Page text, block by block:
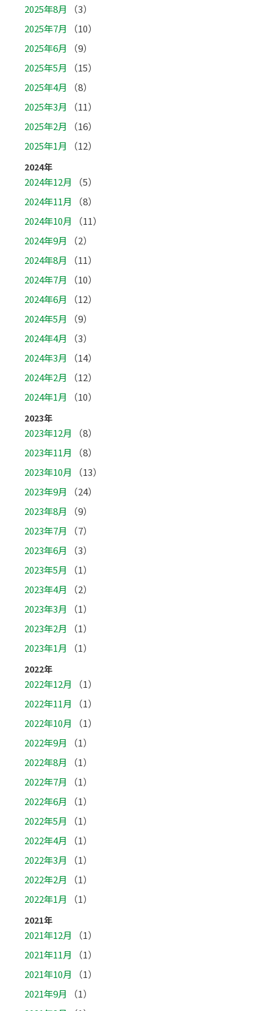
2025年8月
（3）
2025年7月
（10）
2025年6月
（9）
2025年5月
（15）
2025年4月
（8）
2025年3月
（11）
2025年2月
（16）
2025年1月
（12）
2024年
2024年12月
（5）
2024年11月
（8）
2024年10月
（11）
2024年9月
（2）
2024年8月
（11）
2024年7月
（10）
2024年6月
（12）
2024年5月
（9）
2024年4月
（3）
2024年3月
（14）
2024年2月
（12）
2024年1月
（10）
2023年
2023年12月
（8）
2023年11月
（8）
2023年10月
（13）
2023年9月
（24）
2023年8月
（9）
2023年7月
（7）
2023年6月
（3）
2023年5月
（1）
2023年4月
（2）
2023年3月
（1）
2023年2月
（1）
2023年1月
（1）
2022年
2022年12月
（1）
2022年11月
（1）
2022年10月
（1）
2022年9月
（1）
2022年8月
（1）
2022年7月
（1）
2022年6月
（1）
2022年5月
（1）
2022年4月
（1）
2022年3月
（1）
2022年2月
（1）
2022年1月
（1）
2021年
2021年12月
（1）
2021年11月
（1）
2021年10月
（1）
2021年9月
（1）